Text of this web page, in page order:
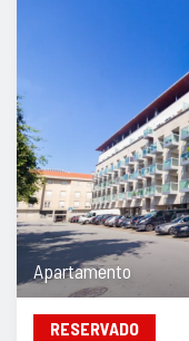
Apartamento
RESERVADO